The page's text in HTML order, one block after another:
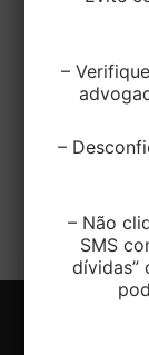
CARF
Por
do
–
–
– Não
SMS
dívidas”